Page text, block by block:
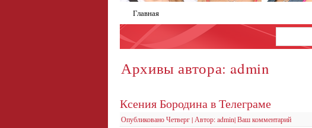
Главная
Архивы автора: admin
Ксения Бородина в Телеграме
ОпубликованоЧетверг| Автор:admin|Ваш комментарий